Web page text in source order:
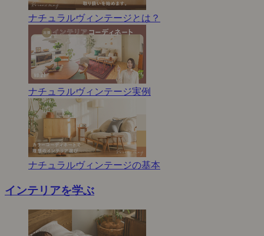
ナチュラルヴィンテージとは？
ナチュラルヴィンテージ実例
ナチュラルヴィンテージの基本
インテリアを学ぶ